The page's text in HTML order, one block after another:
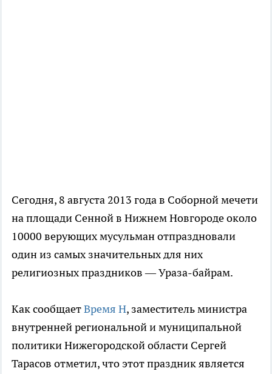
Сегодня, 8 августа 2013 года в Соборной мечети
на площади Сенной в Нижнем Новгороде около
10000 верующих мусульман отпраздновали
один из самых значительных для них
религиозных праздников — Ураза-байрам.
Как сообщаетВремя Н, заместитель министра
внутренней региональной и муниципальной
политики Нижегородской области Сергей
Тарасов отметил, что этот праздник является